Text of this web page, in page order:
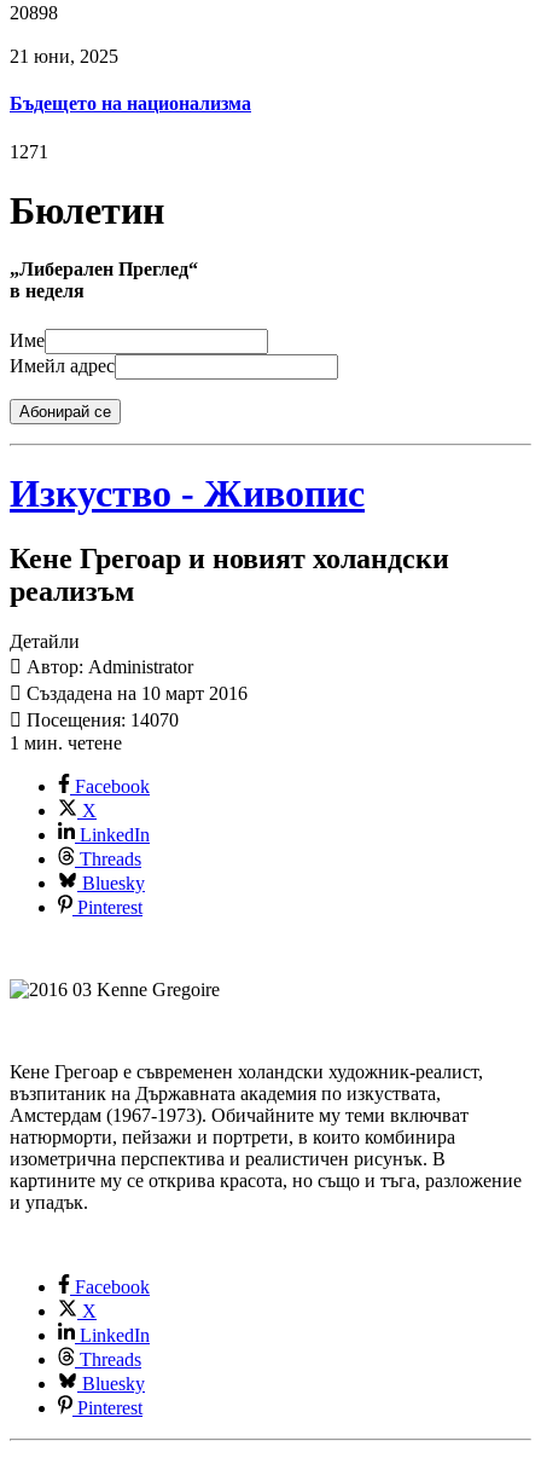
20898
21 юни, 2025
Бъдещето на национализма
1271
Бюлетин
„Либерален Преглед“
в неделя
Име
Имейл адрес
Абонирай се
Изкуство - Живопис
Кене Грегоар и новият холандски
реализъм
Детайли
Автор: Administrator
Създадена на 10 март 2016
Посещения: 14070
1 мин. четене
Facebook
X
LinkedIn
Threads
Bluesky
Pinterest
Кене Грегоар е съвременен холандски художник-реалист,
възпитаник на Държавната академия по изкуствата,
Амстердам (1967-1973). Обичайните му теми включват
натюрморти, пейзажи и портрети, в които комбинира
изометрична перспектива и реалистичен рисунък. В
картините му се открива красота, но също и тъга, разложение
и упадък.
Facebook
X
LinkedIn
Threads
Bluesky
Pinterest